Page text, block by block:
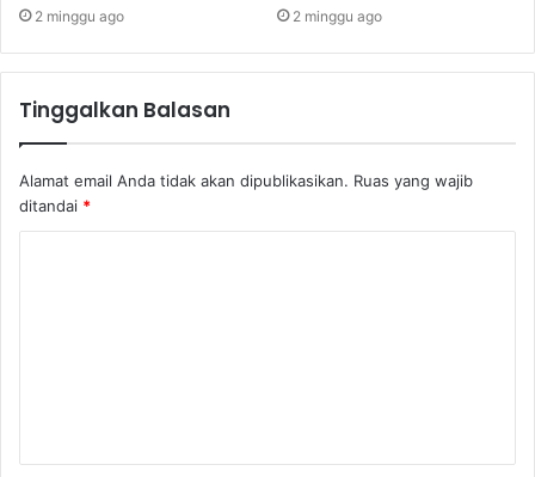
2 minggu ago 2 minggu ago
Tinggalkan Balasan
Alamat email Anda tidak akan dipublikasikan. Ruas yang wajib
ditandai *